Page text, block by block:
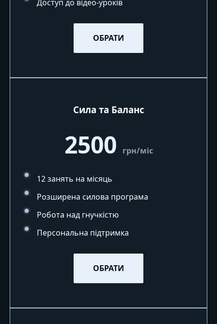
Доступ до відео-уроків
ОБРАТИ
Сила та Баланс
2500 грн/міс
12 занять на місяць
Розширена силова програма
Робота над гнучкістю
Персональна підтримка
ОБРАТИ